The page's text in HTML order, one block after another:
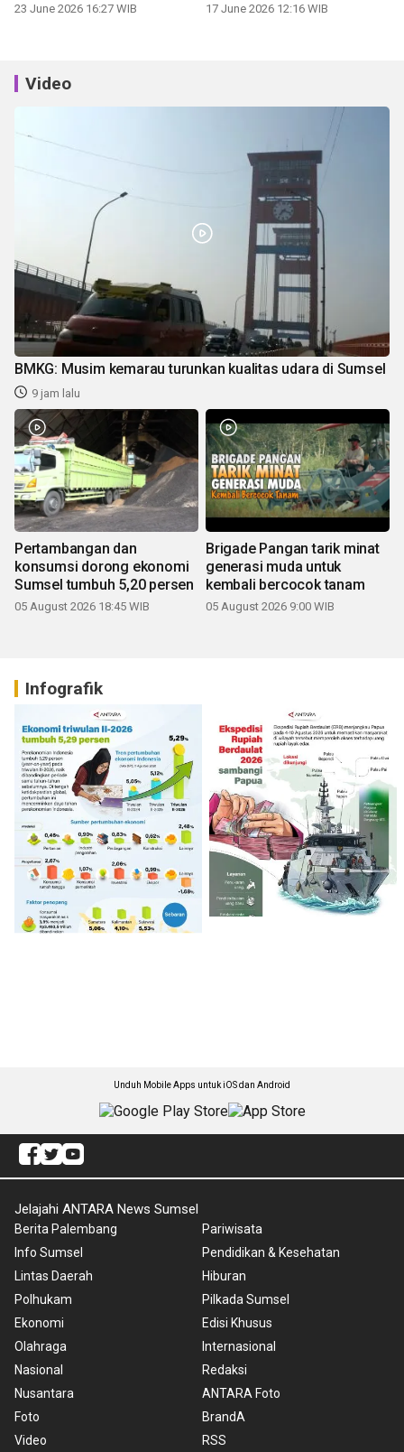
23 June 2026 16:27 WIB 17 June 2026 12:16 WIB
Video
BMKG: Musim kemarau turunkan kualitas udara di Sumsel
9 jam lalu
Pertambangan dan
konsumsi dorong ekonomi
Sumsel tumbuh 5,20 persen
05 August 2026 18:45 WIB
Brigade Pangan tarik minat
generasi muda untuk
kembali bercocok tanam
05 August 2026 9:00 WIB
Infografik
Unduh Mobile Apps untuk iOS dan Android
Jelajahi ANTARA News Sumsel
Berita Palembang
Info Sumsel
Lintas Daerah
Polhukam
Ekonomi
Olahraga
Nasional
Nusantara
Foto
Video
Pariwisata
Pendidikan & Kesehatan
Hiburan
Pilkada Sumsel
Edisi Khusus
Internasional
Redaksi
ANTARA Foto
BrandA
RSS